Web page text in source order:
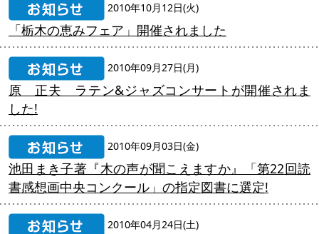
2010年10月12日(火)
「栃木の恵みフェア」開催されました
2010年09月27日(月)
原 正夫 ラテン&ジャズコンサートが開催されま
した!
2010年09月03日(金)
池田まき子著『木の声が聞こえますか』「第22回読
書感想画中央コンクール」の指定図書に選定!
2010年04月24日(土)